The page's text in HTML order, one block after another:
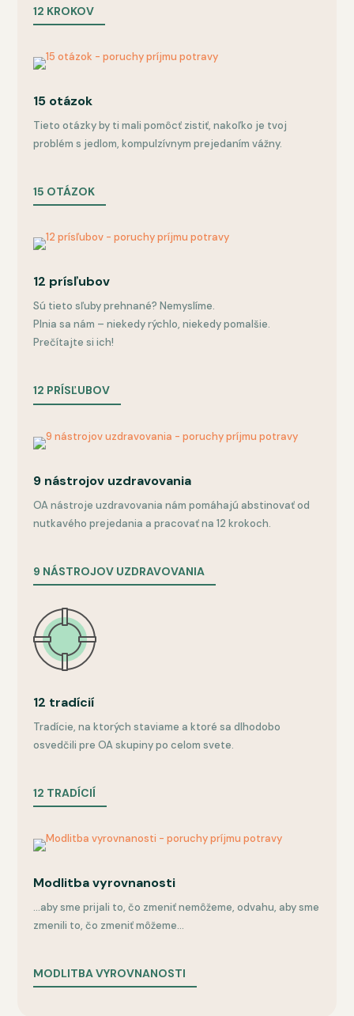
12 KROKOV
15 otázok
Tieto otázky by ti mali pomôcť zistiť, nakoľko je tvoj
problém s jedlom, kompulzívnym prejedaním vážny.
15 OTÁZOK
12 prísľubov
Sú tieto sľuby prehnané? Nemyslíme.
Plnia sa nám – niekedy rýchlo, niekedy pomalšie.
Prečítajte si ich!
12 PRÍSĽUBOV
9 nástrojov uzdravovania
OA nástroje uzdravovania nám pomáhajú abstinovať od
nutkavého prejedania a pracovať na 12 krokoch.
9 NÁSTROJOV UZDRAVOVANIA
12 tradícií
Tradície, na ktorých staviame a ktoré sa dlhodobo
osvedčili pre OA skupiny po celom svete.
12 TRADÍCIÍ
Modlitba vyrovnanosti
...aby sme prijali to, čo zmeniť nemôžeme, odvahu, aby sme
zmenili to, čo zmeniť môžeme...
MODLITBA VYROVNANOSTI